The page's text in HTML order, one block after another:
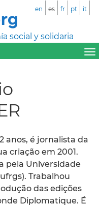
social y solidaria
en es fr pt it
anos, é jornalista da
criação em 2001.
pela Universidade
Trabalhou
das edições
Diplomatique. É